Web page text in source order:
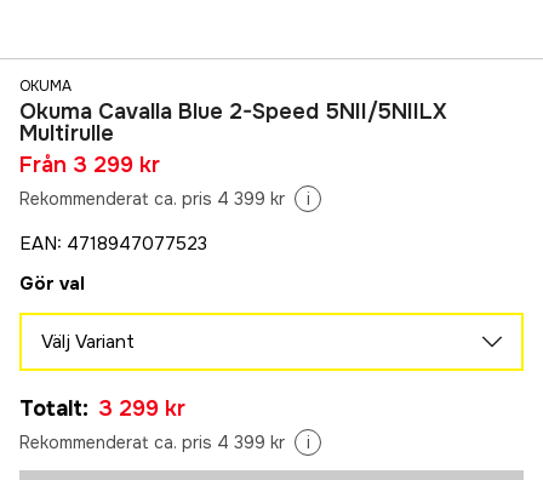
OKUMA
Okuma Cavalla Blue 2-Speed 5NII/5NIILX
Multirulle
Från 3 299 kr
Rekommenderat ca. pris 4 399 kr i
EAN: 4718947077523
Gör val
Välj Variant
3 299 kr
5NIILX LH (Vänster)
4 399 kr
Totalt: 3 299 kr
Rekommenderat ca. pris 4 399 kr i